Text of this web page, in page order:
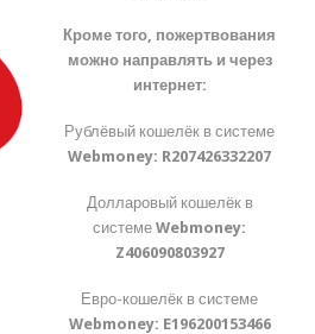
Кроме того, пожертвования
можно направлять и через
интернет:
Рублёвый кошелёк в системе
Webmoney: R207426332207
Долларовый кошелёк в
системеWebmoney:
Z406090803927
Евро-кошелёк в системе
Webmoney: E196200153466